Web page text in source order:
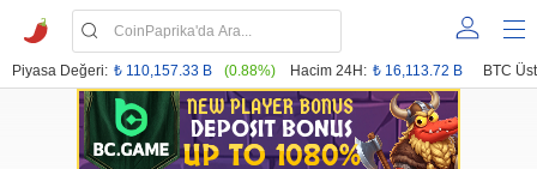
Piyasa Değeri: ₺ 110,157.33 B (0.88%) Hacim 24H: ₺ 16,113.72 B BTC